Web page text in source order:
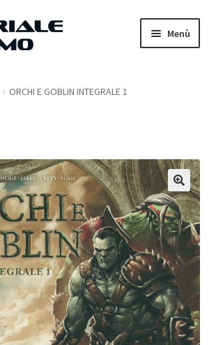
Menù
ORCHI E GOBLIN INTEGRALE 1